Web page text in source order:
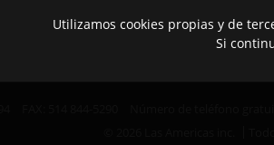
Utilizamos cookies propias y de
Si